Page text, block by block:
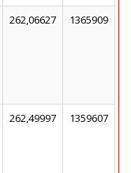
262,06627 1365909
262,49997 1359607